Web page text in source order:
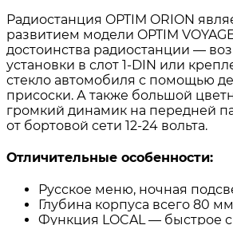
Радиостанция OPTIM ORION
развитием модели OPTIM
достоинства радиостанции —
установки в слот 1-DIN или
стекло автомобиля с помощью
присоски. А также большой
громкий динамик на передней
от бортовой сети 12-24 вольта.
Отличительные особенности:
Русское меню, ночная
Глубина корпуса всего 80 мм
Функция LOCAL — быстрое